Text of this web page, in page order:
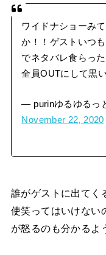
ワイドナショーみ
か！！ゲストいつ
でネタバレ食らっ
全員OUTにして黒
— purinゆるゆるっ
November 22, 2020
誰がゲストに出てく
使笑ってはいけない
が怒るのも分かるよ